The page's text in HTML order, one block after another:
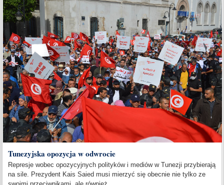
Tunezyjska opozycja w odwrocie
Represje wobec opozycyjnych polityków i mediów w Tunezji przybierają
na sile. Prezydent Kais Saied musi mierzyć się obecnie nie tylko ze